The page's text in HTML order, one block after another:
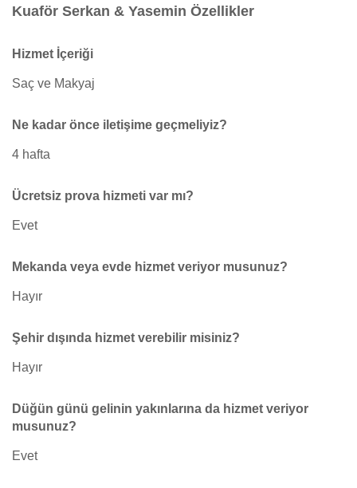
Kuaför Serkan & Yasemin Özellikler
Hizmet İçeriği
Saç ve Makyaj
Ne kadar önce iletişime geçmeliyiz?
4 hafta
Ücretsiz prova hizmeti var mı?
Evet
Mekanda veya evde hizmet veriyor musunuz?
Hayır
Şehir dışında hizmet verebilir misiniz?
Hayır
Düğün günü gelinin yakınlarına da hizmet veriyor
musunuz?
Evet